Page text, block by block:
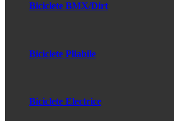
Biciclete BMX/Dirt
Biciclete Pliabile
Biciclete Electrice